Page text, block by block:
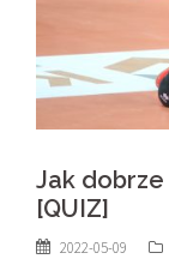
Jak dobrze
[QUIZ]
2022-05-09